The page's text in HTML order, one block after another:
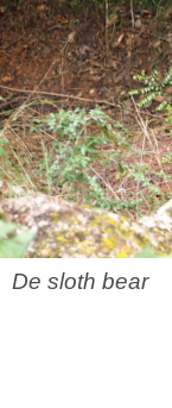
De sloth bear